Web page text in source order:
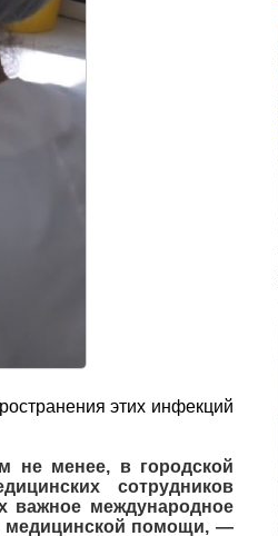
этих инфекций
не менее, в городской
сотрудников
важное международное
медицинской помощи, —